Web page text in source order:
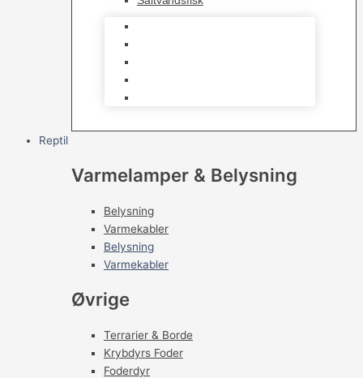
Reptil
Varmelamper & Belysning
Belysning
Varmekabler
Belysning
Varmekabler
Øvrige
Terrarier & Borde
Krybdyrs Foder
Foderdyr